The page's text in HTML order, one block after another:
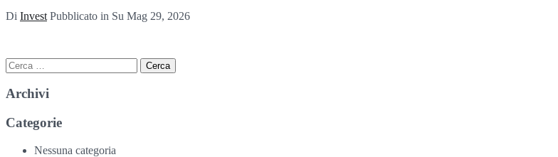
Di Invest Pubblicato in Su Mag 29, 2026
Ricerca
per:
Archivi
Categorie
Nessuna categoria